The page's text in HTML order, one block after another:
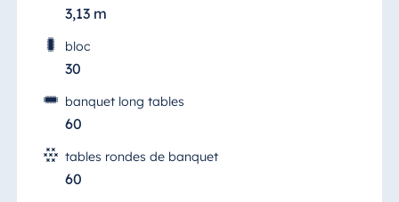
3,13 m
bloc
30
banquet long tables
60
tables rondes de banquet
60